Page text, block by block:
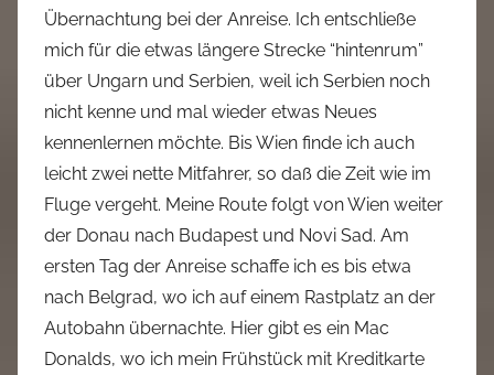
Übernachtung bei der Anreise. Ich entschließe
mich für die etwas längere Strecke “hintenrum”
über Ungarn und Serbien, weil ich Serbien noch
nicht kenne und mal wieder etwas Neues
kennenlernen möchte. Bis Wien finde ich auch
leicht zwei nette Mitfahrer, so daß die Zeit wie im
Fluge vergeht. Meine Route folgt von Wien weiter
der Donau nach Budapest und Novi Sad. Am
ersten Tag der Anreise schaffe ich es bis etwa
nach Belgrad, wo ich auf einem Rastplatz an der
Autobahn übernachte. Hier gibt es ein Mac
Donalds, wo ich mein Frühstück mit Kreditkarte